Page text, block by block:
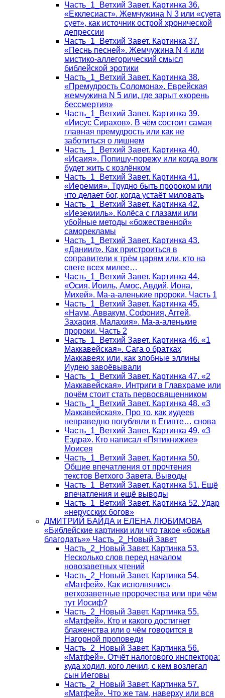
Часть_1_Ветхий Завет. Картинка 36.
«Екклесиаст». Жемчужина N 3 или «суета
сует», как источник острой хронической
депрессии
Часть_1_Ветхий Завет. Картинка 37.
«Песнь песней». Жемчужина N 4 или
мистико-аллегорический смысл
библейской эротики
Часть_1_Ветхий Завет. Картинка 38.
«Премудрость Соломона». Еврейская
жемчужина N 5 или, где зарыт «корень
бессмертия»
Часть_1_Ветхий Завет. Картинка 39.
«Иисус Сирахов». В чём состоит самая
главная премудрость или как не
заботиться о лишнем
Часть_1_Ветхий Завет. Картинка 40.
«Исаия». Попишу-порежу или когда волк
будет жить с козлёнком
Часть_1_Ветхий Завет. Картинка 41.
«Иеремия». Трудно быть пророком или
что делает бог, когда устаёт миловать
Часть_1_Ветхий Завет. Картинка 42.
«Иезекииль». Колёса с глазами или
убойные методы «божественной»
саморекламы
Часть_1_Ветхий Завет. Картинка 43.
«Даниил». Как пристроиться в
соправители к трём царям или, кто на
свете всех милее…
Часть_1_Ветхий Завет. Картинка 44.
«Осия, Иоиль, Амос, Авдий, Иона,
Михей». Ма-а-аленькие пророки. Часть 1
Часть_1_Ветхий Завет. Картинка 45.
«Наум, Аввакум, Софония, Аггей,
Захария, Малахия». Ма-а-аленькие
пророки. Часть 2
Часть_1_Ветхий Завет. Картинка 46. «1
Маккавейская». Сага о братках
Маккавеях или, как злобные эллины
Иудею завоёвывали
Часть_1_Ветхий Завет. Картинка 47. «2
Маккавейская». Интриги в Главхраме или
почём стоит стать первосвященником
Часть_1_Ветхий Завет. Картинка 48. «3
Маккавейская». Про то, как иудеев
неправедно погубляли в Египте… снова
Часть_1_Ветхий Завет. Картинка 49. «3
Ездра». Кто написал «Пятикнижие»
Моисея
Часть_1_Ветхий Завет. Картинка 50.
Общие впечатления от прочтения
текстов Ветхого Завета. Выводы
Часть_1_Ветхий Завет. Картинка 51. Ещё
впечатления и ещё выводы
Часть_1_Ветхий Завет. Картинка 52. Удар
«нерусских богов»
ДМИТРИЙ БАЙДА и ЕЛЕНА ЛЮБИМОВА
«Библейские картинки или что такое «божья
благодать»» Часть_2_Новый Завет
Часть_2_Новый Завет. Картинка 53.
Несколько слов перед началом
новозаветных чтений
Часть_2_Новый Завет. Картинка 54.
«Матфей». Как исполнялись
ветхозаветные пророчества или при чём
тут Иосиф?
Часть_2_Новый Завет. Картинка 55.
«Матфей». Кто и какого достигнет
блаженства или о чём говорится в
Нагорной проповеди
Часть_2_Новый Завет. Картинка 56.
«Матфей». Отчёт налогового инспектора:
куда ходил, кого лечил, с кем возлегал
сын Иеговы
Часть_2_Новый Завет. Картинка 57.
«Матфей». Что же там, наверху или вся